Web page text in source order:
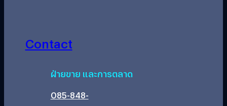
Contact
ฝ่ายขาย และการตลาด
085-848-